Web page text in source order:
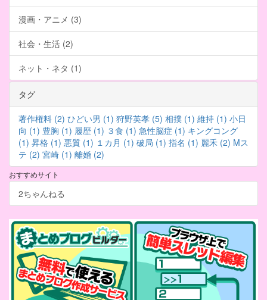
漫画・アニメ (3)
社会・生活 (2)
ネット・ネタ (1)
タグ
著作権料 (2) ひどい男 (1) 狩野英孝 (5) 相撲 (1) 維持 (1) 小日
向 (1) 豊胸 (1) 履歴 (1) ３食 (1) 急性脳症 (1) キングコング
(1) 昇格 (1) 悪質 (1) １カ月 (1) 破局 (1) 指名 (1) 麗禾 (2) Mス
テ (2) 宮崎 (1) 離婚 (2)
おすすめサイト
2ちゃんねる